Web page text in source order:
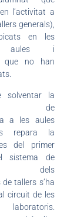
l’activitat a
generals),
en les
aules i
que no han
solventar la
de
a les aules
repara la
del primer
sistema de
dels
tallers s’ha
circuit de les